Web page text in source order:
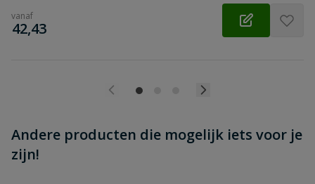
vanaf
€
42,43
Andere producten die mogelijk iets voor je
zijn!